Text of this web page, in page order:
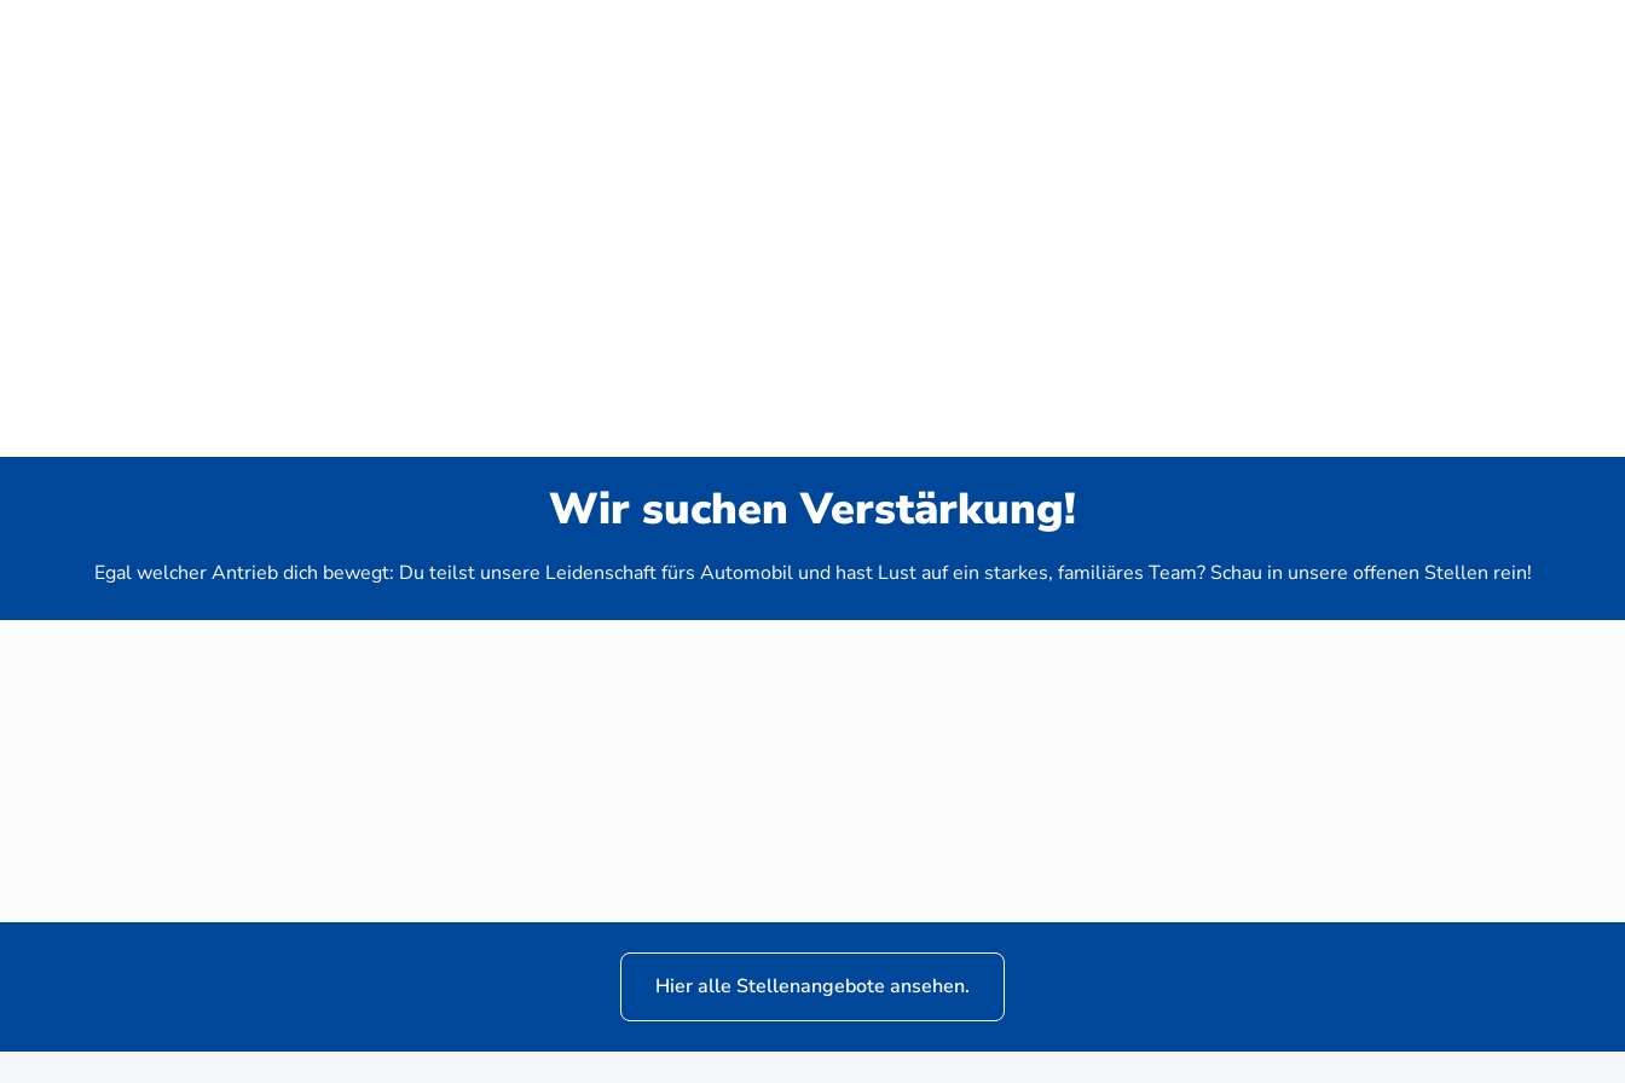
Wir suchen Verstärkung!
Egal welcher Antrieb dich bewegt: Du teilst unsere Leidenschaft fürs Automobil und hast Lust auf ein starkes, familiäres Team? Schau in unsere offenen Stellen rein!
Neuwagen-Verkaufsberater (m/w/d) für VW Nutzfahrzeuge
Hier alle Stellenangebote ansehen.